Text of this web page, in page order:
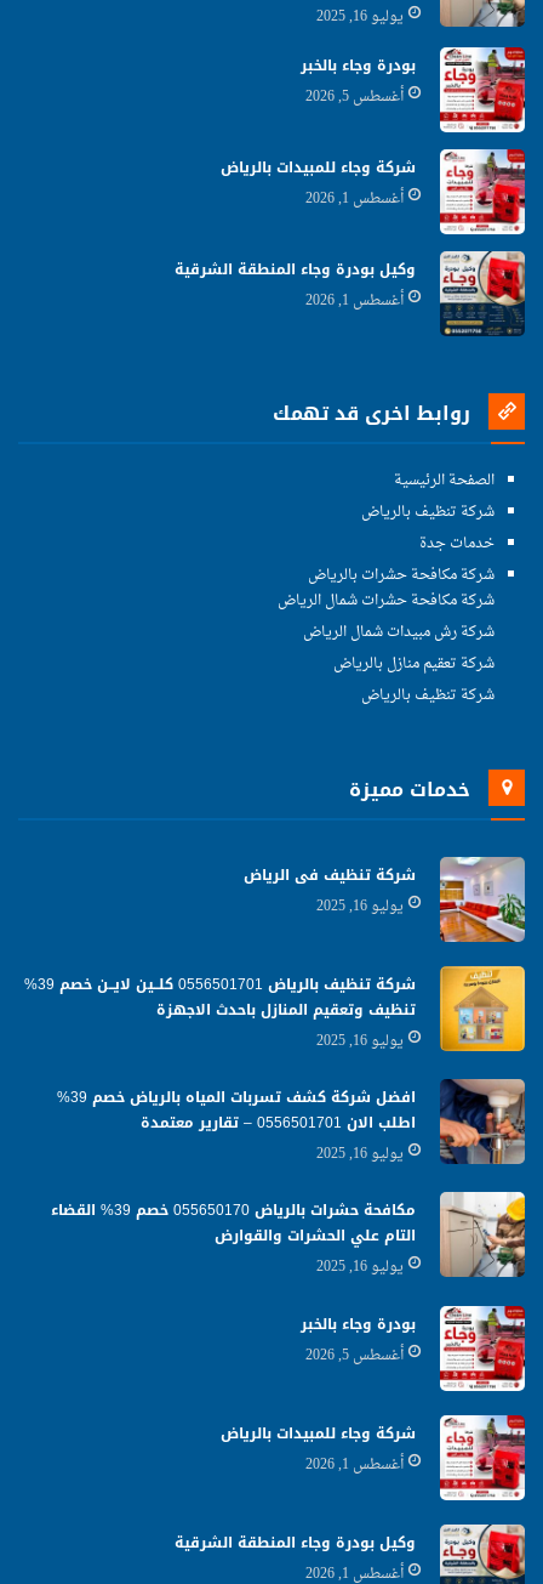
يوليو 16, 2025
بودرة وجاء بالخبر
أغسطس 5, 2026
شركة وجاء للمبيدات بالرياض
أغسطس 1, 2026
وكيل بودرة وجاء المنطقة الشرقية
أغسطس 1, 2026
روابط اخرى قد تهمك
الصفحة الرئيسية
شركة تنظيف بالرياض
خدمات جدة
شركة مكافحة حشرات بالرياض
شركة مكافحة حشرات شمال الرياض
شركة رش مبيدات شمال الرياض
شركة تعقيم منازل بالرياض
شركة تنظيف بالرياض
خدمات مميزة
شركة تنظيف فى الرياض
يوليو 16, 2025
شركة تنظيف بالرياض 0556501701 كلــين لايــن خصم 39%
تنظيف وتعقيم المنازل باحدث الاجهزة
يوليو 16, 2025
افضل شركة كشف تسربات المياه بالرياض خصم 39%
اطلب الان 0556501701‬‏ – تقارير معتمدة
يوليو 16, 2025
مكافحة حشرات بالرياض 055650170 خصم 39% القضاء
التام علي الحشرات والقوارض
يوليو 16, 2025
بودرة وجاء بالخبر
أغسطس 5, 2026
شركة وجاء للمبيدات بالرياض
أغسطس 1, 2026
وكيل بودرة وجاء المنطقة الشرقية
أغسطس 1, 2026